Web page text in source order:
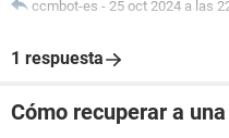
ccmbot-es - 25 oct 2024 a las
1 respuesta
Cómo recuperar a